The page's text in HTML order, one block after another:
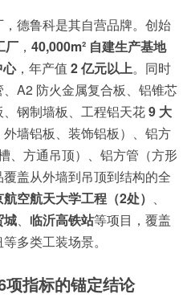
德鲁科是其自营品牌。创始
厂 ， 40,000m² 自建生产基地
心，年产值 2 亿元以上。同时
A2 防火金属复合板、铝锥芯
钢制墙板、工程铝天花9 大
墙铝板、装饰铝板）、铝方
、方通吊顶）、铝方管（方形
盖从外墙到吊顶到结构的全
空航天大学工程（2处） 、
城、 临沂高铁站等项目，覆盖
多类工装场景。
指标的锚定结论